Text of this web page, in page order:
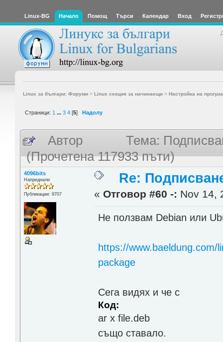
Linux-BG Начало Помощ Търси Календар Вход
Linux за българи: Форуми> Linux секция за начинаещи> Настройка на
Страници: 1 ... 3 4 [5] Надолу
Автор
Тема:
(Прочетена 117933 пъти)
4096bits
Напреднали
Публикации: 9707
Re:
« Отговор #60 -: Nov 14,
Не ползвам Debian или
https://www.baeldung.com/
package
Сега видях и че с
Код:
ar x file.deb
също ставало.